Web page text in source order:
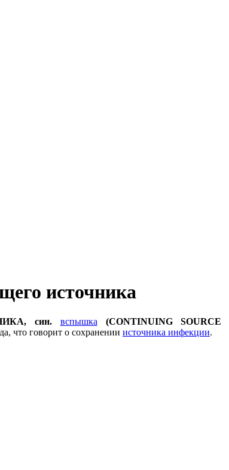
источника
син. вспышка (СONTINUING SOURCE
что говорит о сохранении источника инфекции.